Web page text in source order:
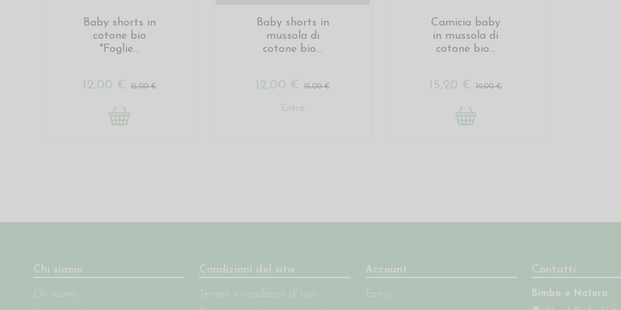
Baby shorts in
cotone bio
"Foglie...
12,00 € 15,00 €
Baby shorts in
mussola di
cotone bio...
12,00 € 15,00 €
Entra
Camicia baby
in mussola di
cotone bio...
15,20 €19,00 €
Chi siamo
Chi siamo
Condizioni del sito
Termini e condizioni d' uso
Account
Entra
Contatti
Bimbo e Natura